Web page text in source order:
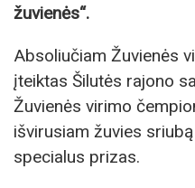
žuvienės“.
Absoliučiam Žuvienės
įteiktas Šilutės rajono
Žuvienės virimo
išvirusiam žuvies
specialus prizas.